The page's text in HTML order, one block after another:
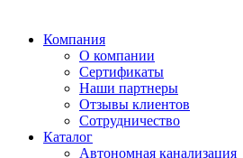
Компания
О компании
Сертификаты
Наши партнеры
Отзывы клиентов
Сотрудничество
Каталог
Автономная канализация